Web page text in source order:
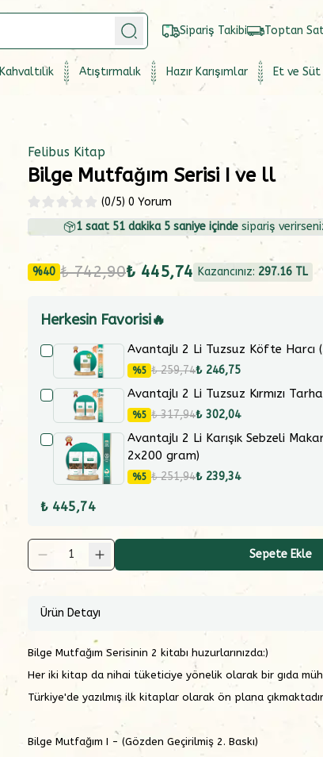
Sipariş Takibi Toptan
Kahvaltılık Atıştırmalık Hazır Karışımlar Et ve
Felibus Kitap
Bilge Mutfağım Serisi I ve ll
(0/5) 0 Yorum
1 saat 51 dakika 4 saniye içinde sipariş
%40 ₺ 742,90₺ 445,74 Kazancınız: 297.16 TL
Herkesin Favorisi🔥
Avantajlı 2 Li Tuzsuz Köfte Harcı
%5 ₺ 259,74₺ 246,75
Avantajlı 2 Li Tuzsuz Kırmızı
%5 ₺ 317,94₺ 302,04
Avantajlı 2 Li Karışık Sebzeli
2x200 gram)
%5 ₺ 251,94₺ 239,34
₺ 445,74
1 Sepete Ekle
Ürün Detayı
Bilge Mutfağım Serisinin 2 kitabı huzurlarınızda:)
Her iki kitap da nihai tüketiciye yönelik olarak bir gıda
Türkiye'de yazılmış ilk kitaplar olarak ön plana
Bilge Mutfağım I - (Gözden Geçirilmiş 2. Baskı)